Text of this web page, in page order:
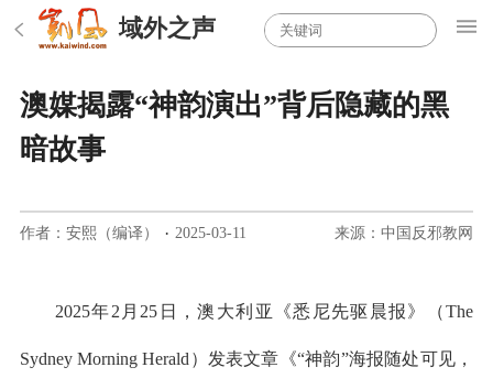
域外之声
澳媒揭露“神韵演出”背后隐藏的黑
暗故事
作者：安熙（编译） · 2025-03-11 来源：中国反邪教网
2025年2月25日，澳大利亚《悉尼先驱晨报》（The
Sydney Morning Herald）发表文章《“神韵”海报随处可见，